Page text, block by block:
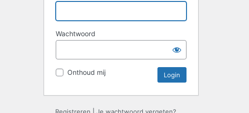
Wachtwoord
Onthoud mij